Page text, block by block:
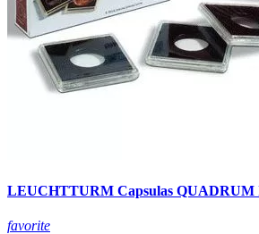
LEUCHTTURM Capsulas QUADRUM
favorite